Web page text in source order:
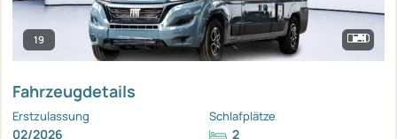
19
Fahrzeugdetails
Erstzulassung
02/2026
Schlafplätze
2